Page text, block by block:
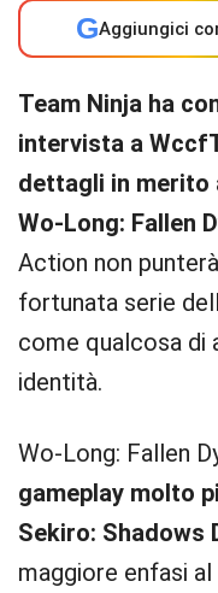
GAggiungici
Team Ninja ha
intervista a
dettagli in merito
Wo-Long: Fallen
Action non
fortunata serie
come qualcosa di
identità.
Wo-Long: Fallen
gameplay molto
Sekiro: Shadows
maggiore enfasi al